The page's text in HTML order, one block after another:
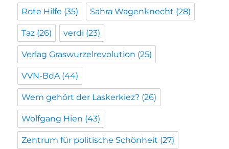
Rote Hilfe (35) Sahra Wagenknecht (28)
Taz (26) verdi (23)
Verlag Graswurzelrevolution (25)
VVN-BdA (44)
Wem gehört der Laskerkiez? (26)
Wolfgang Hien (43)
Zentrum für politische Schönheit (27)